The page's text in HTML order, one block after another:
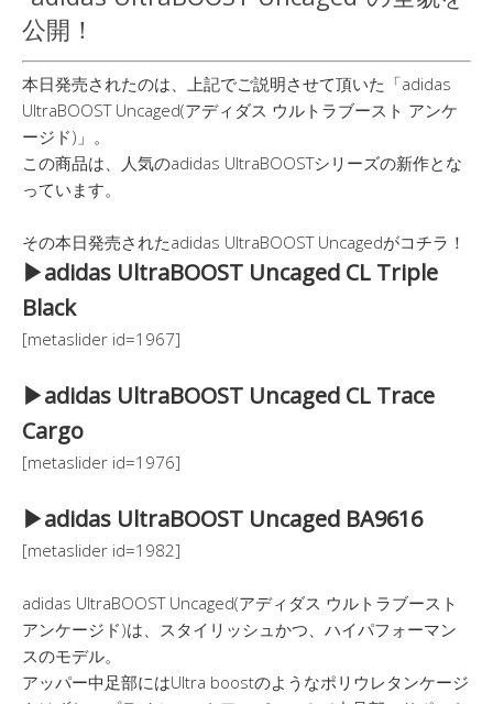
公開！
本日発売されたのは、上記でご説明させて頂いた「adidas
UltraBOOST Uncaged(アディダス ウルトラブースト アンケ
ージド)」。
この商品は、人気のadidas UltraBOOSTシリーズの新作とな
っています。
その本日発売されたadidas UltraBOOST Uncagedがコチラ！
▶︎adidas UltraBOOST Uncaged CL Triple
Black
[metaslider id=1967]
▶︎adidas UltraBOOST Uncaged CL Trace
Cargo
[metaslider id=1976]
▶︎adidas UltraBOOST Uncaged BA9616
[metaslider id=1982]
adidas UltraBOOST Uncaged(アディダス ウルトラブースト
アンケージド)は、スタイリッシュかつ、ハイパフォーマン
スのモデル。
アッパー中足部にはUltra boostのようなポリウレタンケージ